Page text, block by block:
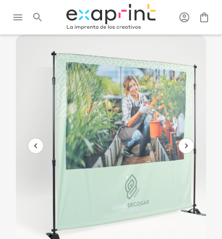
expositor
Price